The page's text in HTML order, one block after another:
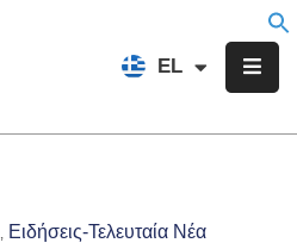
EL
FR
Ειδήσεις-Τελευταία Νέα